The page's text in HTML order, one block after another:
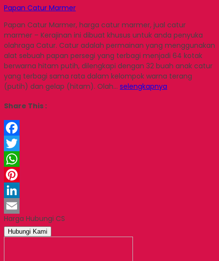
Papan Catur Marmer
Papan Catur Marmer, harga catur marmer, jual catur
marmer – Kerajinan ini dibuat khusus untuk anda penyuka
olahraga Catur. Catur adalah permainan yang menggunakan
alat sebuah papan persegi yang terbagi menjadi 64 kotak
berwarna hitam putih, dilengkapi dengan 32 buah anak catur
yang terbagi sama rata dalam kelompok warna terang
(putih) dan gelap (hitam). Olah… selengkapnya
Share This :
Facebook
Twitter
WhatsApp
Pinterest
LinkedIn
Email
Harga Hubungi CS
Hubungi Kami